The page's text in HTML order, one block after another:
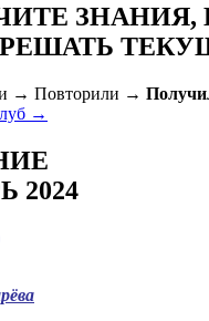
→ Повторили →
→
2024